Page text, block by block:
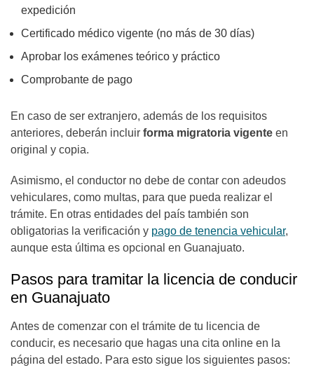
expedición
Certificado médico vigente (no más de 30 días)
Aprobar los exámenes teórico y práctico
Comprobante de pago
En caso de ser extranjero, además de los requisitos
anteriores, deberán incluir forma migratoria vigente en
original y copia.
Asimismo, el conductor no debe de contar con adeudos
vehiculares, como multas, para que pueda realizar el
trámite. En otras entidades del país también son
obligatorias la verificación y pago de tenencia vehicular,
aunque esta última es opcional en Guanajuato.
Pasos para tramitar la licencia de conducir
en Guanajuato
Antes de comenzar con el trámite de tu licencia de
conducir, es necesario que hagas una cita online en la
página del estado. Para esto sigue los siguientes pasos: